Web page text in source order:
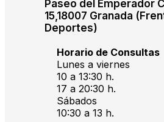
Paseo del Emperador
15,18007 Granada
Deportes)
Horario de Consultas
Lunes a viernes
10 a 13:30 h.
17 a 20:30 h.
Sábados
10:30 a 13 h.